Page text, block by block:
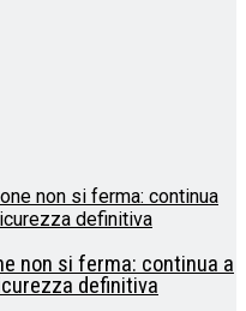
non si ferma: continua a
definitiva